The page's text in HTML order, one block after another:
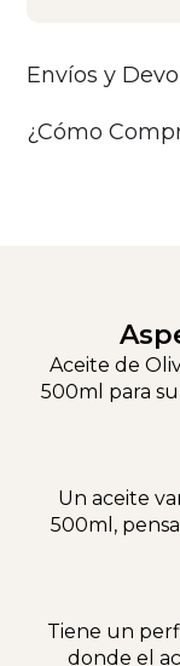
Envíos y
¿Cómo
Aceite de
500ml para
Un aceite
500ml,
Tiene un
donde el